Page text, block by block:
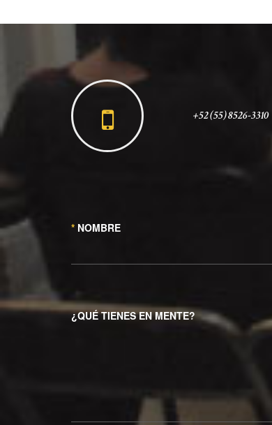
+52 (55) 8526-3310
* NOMBRE
¿QUÉ TIENES EN MENTE?